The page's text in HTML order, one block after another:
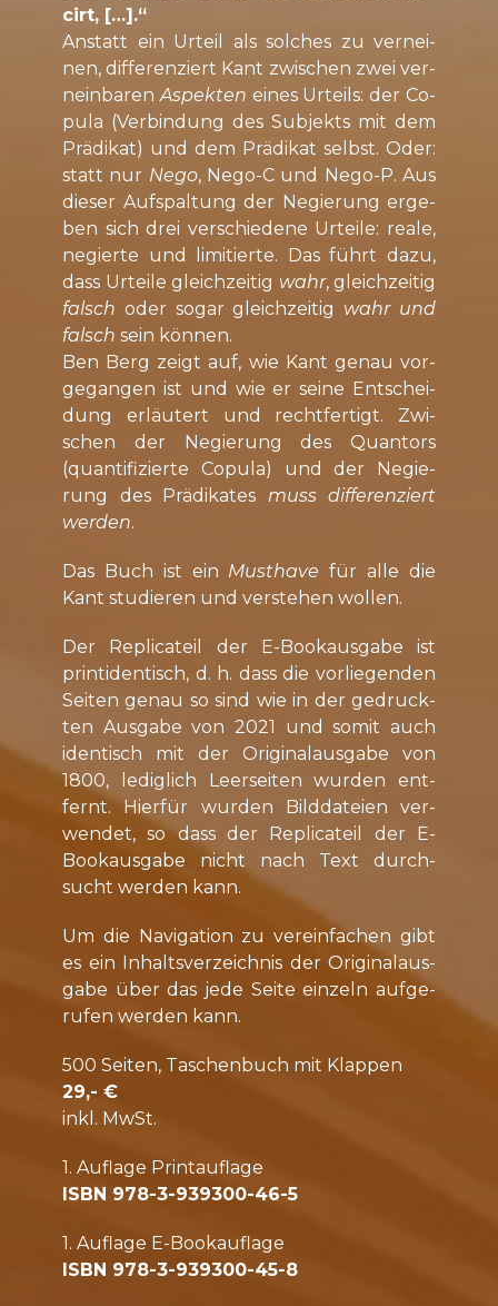
cirt, […].“
An­statt ein Ur­teil als sol­ches zu ver­nei­
nen, dif­fe­ren­ziert Kant zwi­schen zwei ver­
nein­ba­renAs­pek­ten ei­nes Ur­teils: der Co­
pu­la (Ver­bin­dung des Sub­jekts mit dem
Prä­di­kat) und dem Prä­di­kat selbst. Oder:
statt nur Nego, Nego-C und Nego-P. Aus
die­ser Auf­spal­tung der Ne­gie­rung er­ge­
ben sich drei ver­schie­de­ne Ur­tei­le: re­ale,
ne­gier­te und li­mi­tier­te. Das führt da­zu,
dass Ur­tei­le gleich­zei­tig wahr, gleich­zei­tig
falsch oder so­gar gleich­zei­tig wahr und
falsch sein kön­nen.
Ben Berg zeigt auf, wie Kant ge­nau vor­
ge­gan­gen ist und wie er sei­ne Ent­schei­
dung er­läu­tert und recht­fer­tigt. Zwi­
schen der Ne­gie­rung des Quan­tors
(quan­ti­fi­zier­te Co­pu­la) und der Ne­gie­
rung des Prä­di­ka­tes muss dif­fe­ren­ziert
wer­den.
Das Buch ist ein Must­have für al­le die
Kant stu­die­ren und ver­ste­hen wol­len.
Der Re­pli­ca­teil der E-Book­aus­ga­be ist
print­iden­tisch, d. h. dass die vor­lie­gen­den
Sei­ten ge­nau so sind wie in der ge­druck­
ten Aus­ga­be von 2021 und so­mit auch
iden­tisch mit der Ori­gi­nal­aus­ga­be von
1800, le­dig­lich Leer­sei­ten wur­den ent­
fernt. Hier­für wur­den Bild­da­tei­en ver­
wen­det, so dass der Re­pli­ca­teil der E-
Book­aus­ga­be nicht nach Text durch­
sucht wer­den kann.
Um die Na­vi­ga­ti­on zu ver­ein­fa­chen gibt
es ein In­halts­ver­zeich­nis der Ori­gi­nal­aus­
ga­be über das je­de Sei­te ein­zeln auf­ge­
ru­fen wer­den kann.
500 Sei­ten, Ta­schen­buch mit Klap­pen
29,- €
inkl. MwSt.
1. Auf­la­ge Print­auflage
ISBN 978-3-939300-46-5
1. Auf­la­ge E-Bookauflage
ISBN 978-3-939300-45-8